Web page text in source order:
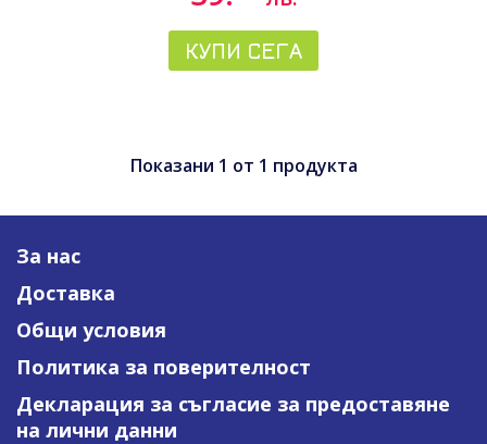
КУПИ СЕГА
Показани 1 от 1 продукта
За нас
Доставка
Общи условия
Политика за поверителност
Декларация за съгласие за предоставяне
на лични данни